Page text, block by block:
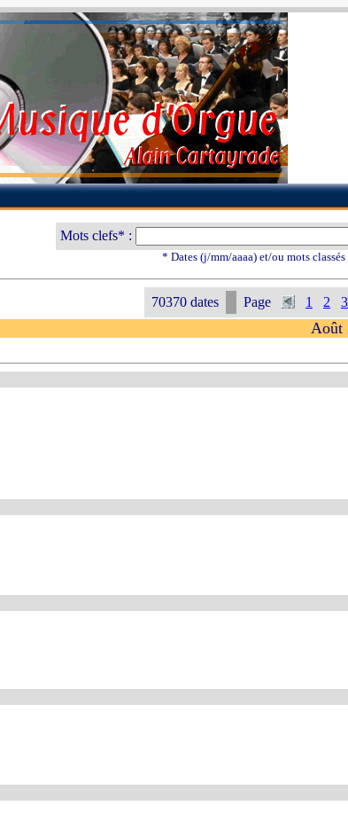
Mots clefs* :
* Dates (j/mm/aaaa) et/ou mots
70370 dates Page 1 2 3
Août